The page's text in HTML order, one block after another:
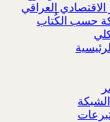
العراقي
حسب الكُتاب